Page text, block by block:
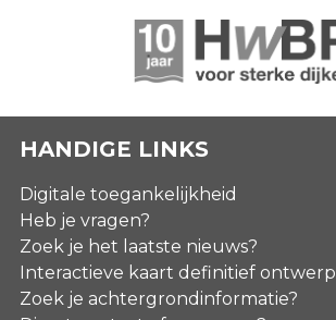
HANDIGE LINKS
Digitale toegankelijkheid
Heb je vragen?
Zoek je het laatste nieuws?
Interactieve kaart definitief ontwerp
Zoek je achtergrondinformatie?